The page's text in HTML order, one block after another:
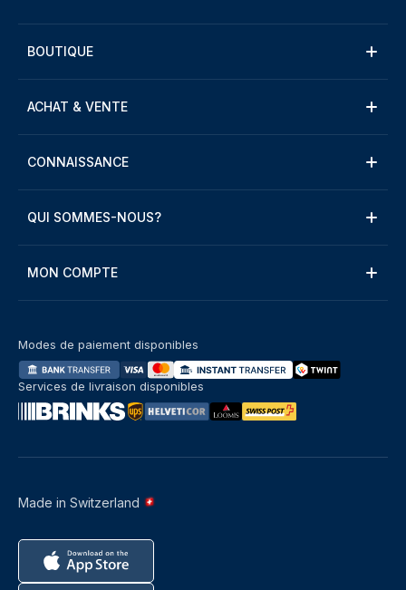
BOUTIQUE
ACHAT & VENTE
CONNAISSANCE
QUI SOMMES-NOUS?
MON COMPTE
Made in Switzerland
Modes de paiement disponibles
Services de livraison disponibles